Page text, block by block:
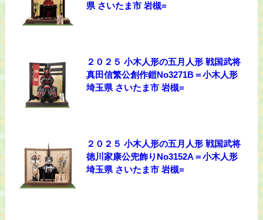
県 さいたま市 岩槻=
２０２５ 小木人形の五月人形 戦国武将
真田信繁公創作鎧No3271B＝小木人形
埼玉県 さいたま市 岩槻=
２０２５ 小木人形の五月人形 戦国武将
徳川家康公兜飾りNo3152A＝小木人形
埼玉県 さいたま市 岩槻=